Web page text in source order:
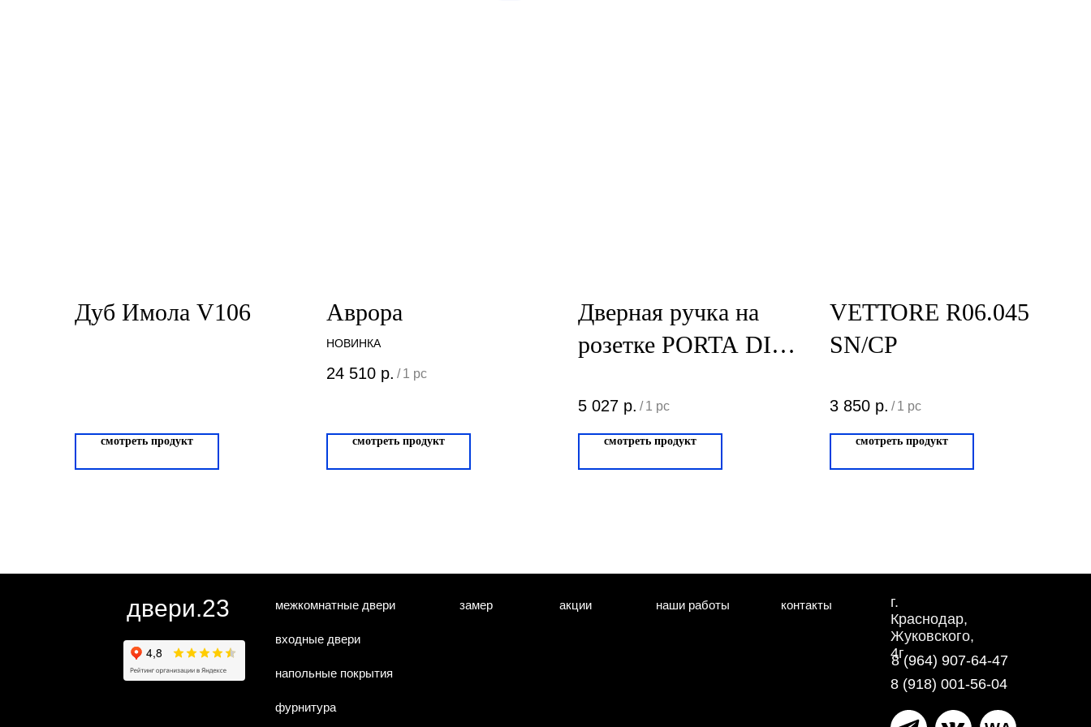
Дуб Имола V106
смотреть продукт
Аврора
НОВИНКА
24 510 р. / 1 pc
смотреть продукт
Дверная ручка на
розетке PORTA DI
Матовый графит
115.05
5 027 р. / 1 pc
смотреть продукт
VЕTTORE R06.045
SN/CP
3 850 р. / 1 pc
смотреть продукт
двери.23
напольные покрытия
межкомнатные двери
входные двери
фурнитура
замер акции наши работы контакты
г.
Краснодар,
Жуковского,
4г
8 (918) 001-56-04
8 (964) 907-64-47